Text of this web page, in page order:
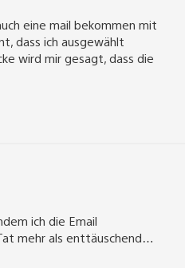
eine mail bekommen mit
dass ich ausgewählt
wird mir gesagt, dass die
ich die Email
mehr als enttäuschend…